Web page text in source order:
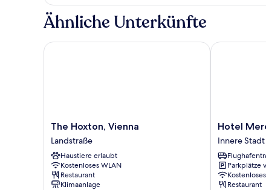
Choice
Upgraded)
Ähnliche Unterkünfte
The
Hoxton,
Vienna
Landstraße
The Hoxton, Vienna
Landstraße
Haustiere erlaubt
Kostenloses WLAN
Restaurant
Klimaanlage
The Hoxton, Vienna
Hotel
Mercure
Wien
Zentrum
Innere
Stadt
Hotel
Innere Stadt
Parkplätze
Restaurant
Hotel